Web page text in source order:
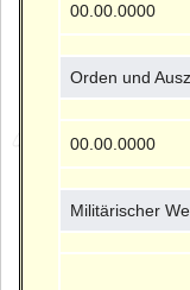
00.00.0000
Orden und
00.00.0000
Militärischer